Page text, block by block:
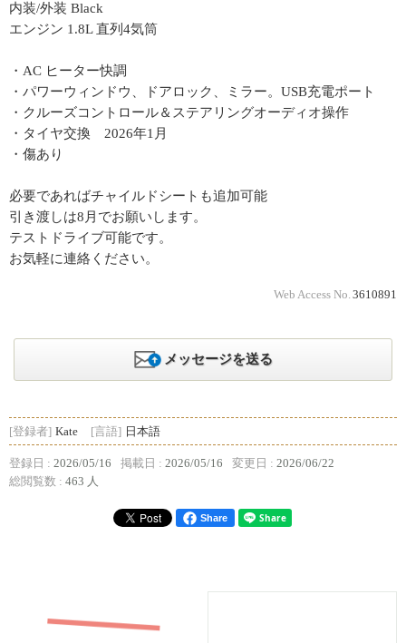
内装/外装 Black
エンジン 1.8L 直列4気筒
・AC ヒーター快調
・パワーウィンドウ、ドアロック、ミラー。USB充電ポート
・クルーズコントロール＆ステアリングオーディオ操作
・タイヤ交換 2026年1月
・傷あり
必要であればチャイルドシートも追加可能
引き渡しは8月でお願いします。
テストドライブ可能です。
お気軽に連絡ください。
Web Access No. 3610891
メッセージを送る
[登録者] Kate [言語] 日本語
登録日 : 2026/05/16 掲載日 : 2026/05/16 変更日 : 2026/06/22
総閲覧数 : 463 人
Share